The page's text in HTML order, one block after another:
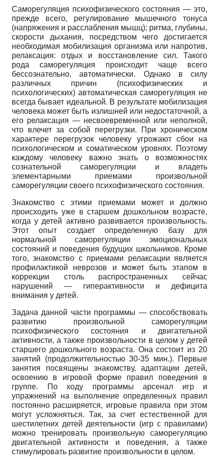
Саморегуляция психофизического состояния — это,
прежде всего, регулирование мышечного тонуса
(напряжения и расслабления мышц); ритма, глубины,
скорости дыхания, посредством чего достигается
необходимая мобилизация организма или напротив,
релаксация: отдых и восстановление сил. Такого
рода саморегуляция происходит чаще всего
бессознательно, автоматически. Однако в силу
различных причин (психофизических и
психологических) автоматическая саморегуляция не
всегда бывает идеальной. В результате мобилизация
человека может быть излишней или недостаточной, а
его релаксация — несвоевременной или неполной,
что влечет за собой перегрузки. При хроническом
характере перегрузок человеку угрожают сбои на
психологическом и соматическом уровнях. Поэтому
каждому человеку важно знать о возможностях
сознательной саморегуляции и владеть
элементарными приемами произвольной
саморегуляции своего психофизического состояния.
Знакомство с этими приемами может и должно
происходить уже в старшем дошкольном возрасте,
когда у детей активно развивается произвольность.
Этот опыт создает определенную базу для
нормальной саморегуляции эмоциональных
состояний и поведения будущих школьников. Кроме
того, знакомство с приемами релаксации является
профилактикой неврозов и может быть этапом в
коррекции столь распространенных сейчас
нарушений — гиперактивности и дефицита
внимания у детей.
Задача данной части программы — способствовать
развитию произвольной саморегуляции
психофизического состояния и двигательной
активности, а также произвольности в целом у детей
старшего дошкольного возраста. Она состоит из 20
занятий (продолжительностью 30-35 мин.). Первые
занятия посвящены знакомству, адаптации детей,
освоению в игровой форме правил поведения в
группе. По ходу программы арсенал игр и
упражнений на выполнение определенных правил
постоянно расширяется, игровые правила при этом
могут усложняться. Так, за счет естественной для
шестилетних детей деятельности (игр с правилами)
можно тренировать произвольную саморегуляцию
двигательной активности и поведения, а также
стимулировать развитие произвольности в целом.